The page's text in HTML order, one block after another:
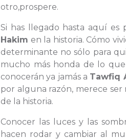
otro,prospere.
Si has llegado hasta aquí
Hakim en la historia. Cómo
determinante no sólo para
mucho más honda de lo
conocerán ya jamás a Tawfiq
por alguna razón, merece
de la historia.
Conocer las luces y las
hacen rodar y cambiar al